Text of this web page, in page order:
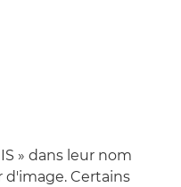
» dans leur nom
Certains